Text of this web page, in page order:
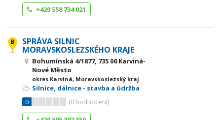
+420 558 734 021
SPRÁVA SILNIC
MORAVSKOSLEZSKÉHO KRAJE
Bohumínská 4/1877, 735 06 Karviná-
Nové Město
okres Karviná, Moravskoslezský kraj
Silnice, dálnice - stavba a údržba
0
(0 hodnocení)